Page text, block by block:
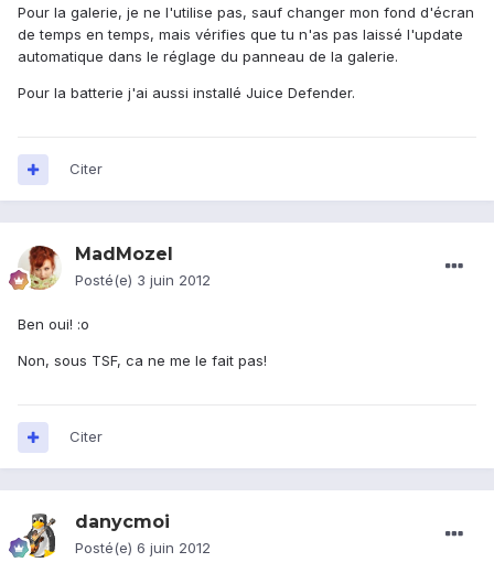
Pour la galerie, je ne l'utilise pas, sauf changer mon fond d'écran
de temps en temps, mais vérifies que tu n'as pas laissé l'update
automatique dans le réglage du panneau de la galerie.
Pour la batterie j'ai aussi installé Juice Defender.
Citer
MadMozel
Posté(e) 3 juin 2012
Ben oui! :o
Non, sous TSF, ca ne me le fait pas!
Citer
danycmoi
Posté(e) 6 juin 2012